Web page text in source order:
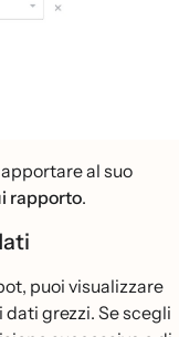
al suo
rapporto.
puoi visualizzare
grezzi. Se scegli